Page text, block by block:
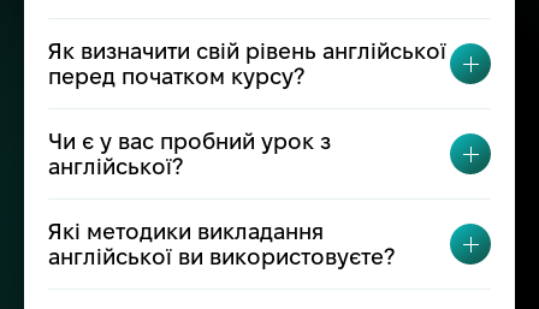
Як визначити свій рівень англійської
перед початком курсу?
Чи є у вас пробний урок з
англійської?
Які методики викладання
англійської ви використовуєте?